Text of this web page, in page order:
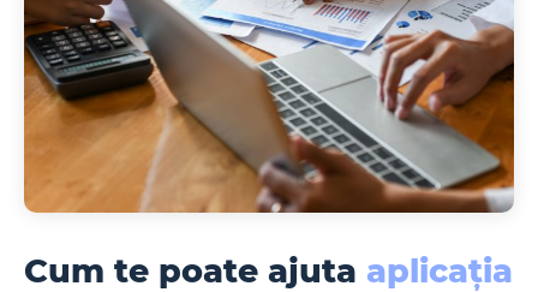
Cum te poate ajuta aplicația